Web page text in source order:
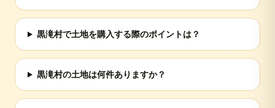
黒滝村で土地を購入する際のポイントは？
黒滝村の土地は何件ありますか？